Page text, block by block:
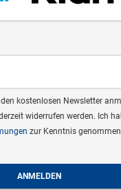
kostenlosen Newsletter
widerrufen werden. Ich
zur Kenntnis